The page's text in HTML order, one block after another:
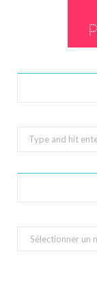
Search
for:
Archives